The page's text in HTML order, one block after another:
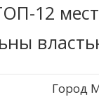
12
Город